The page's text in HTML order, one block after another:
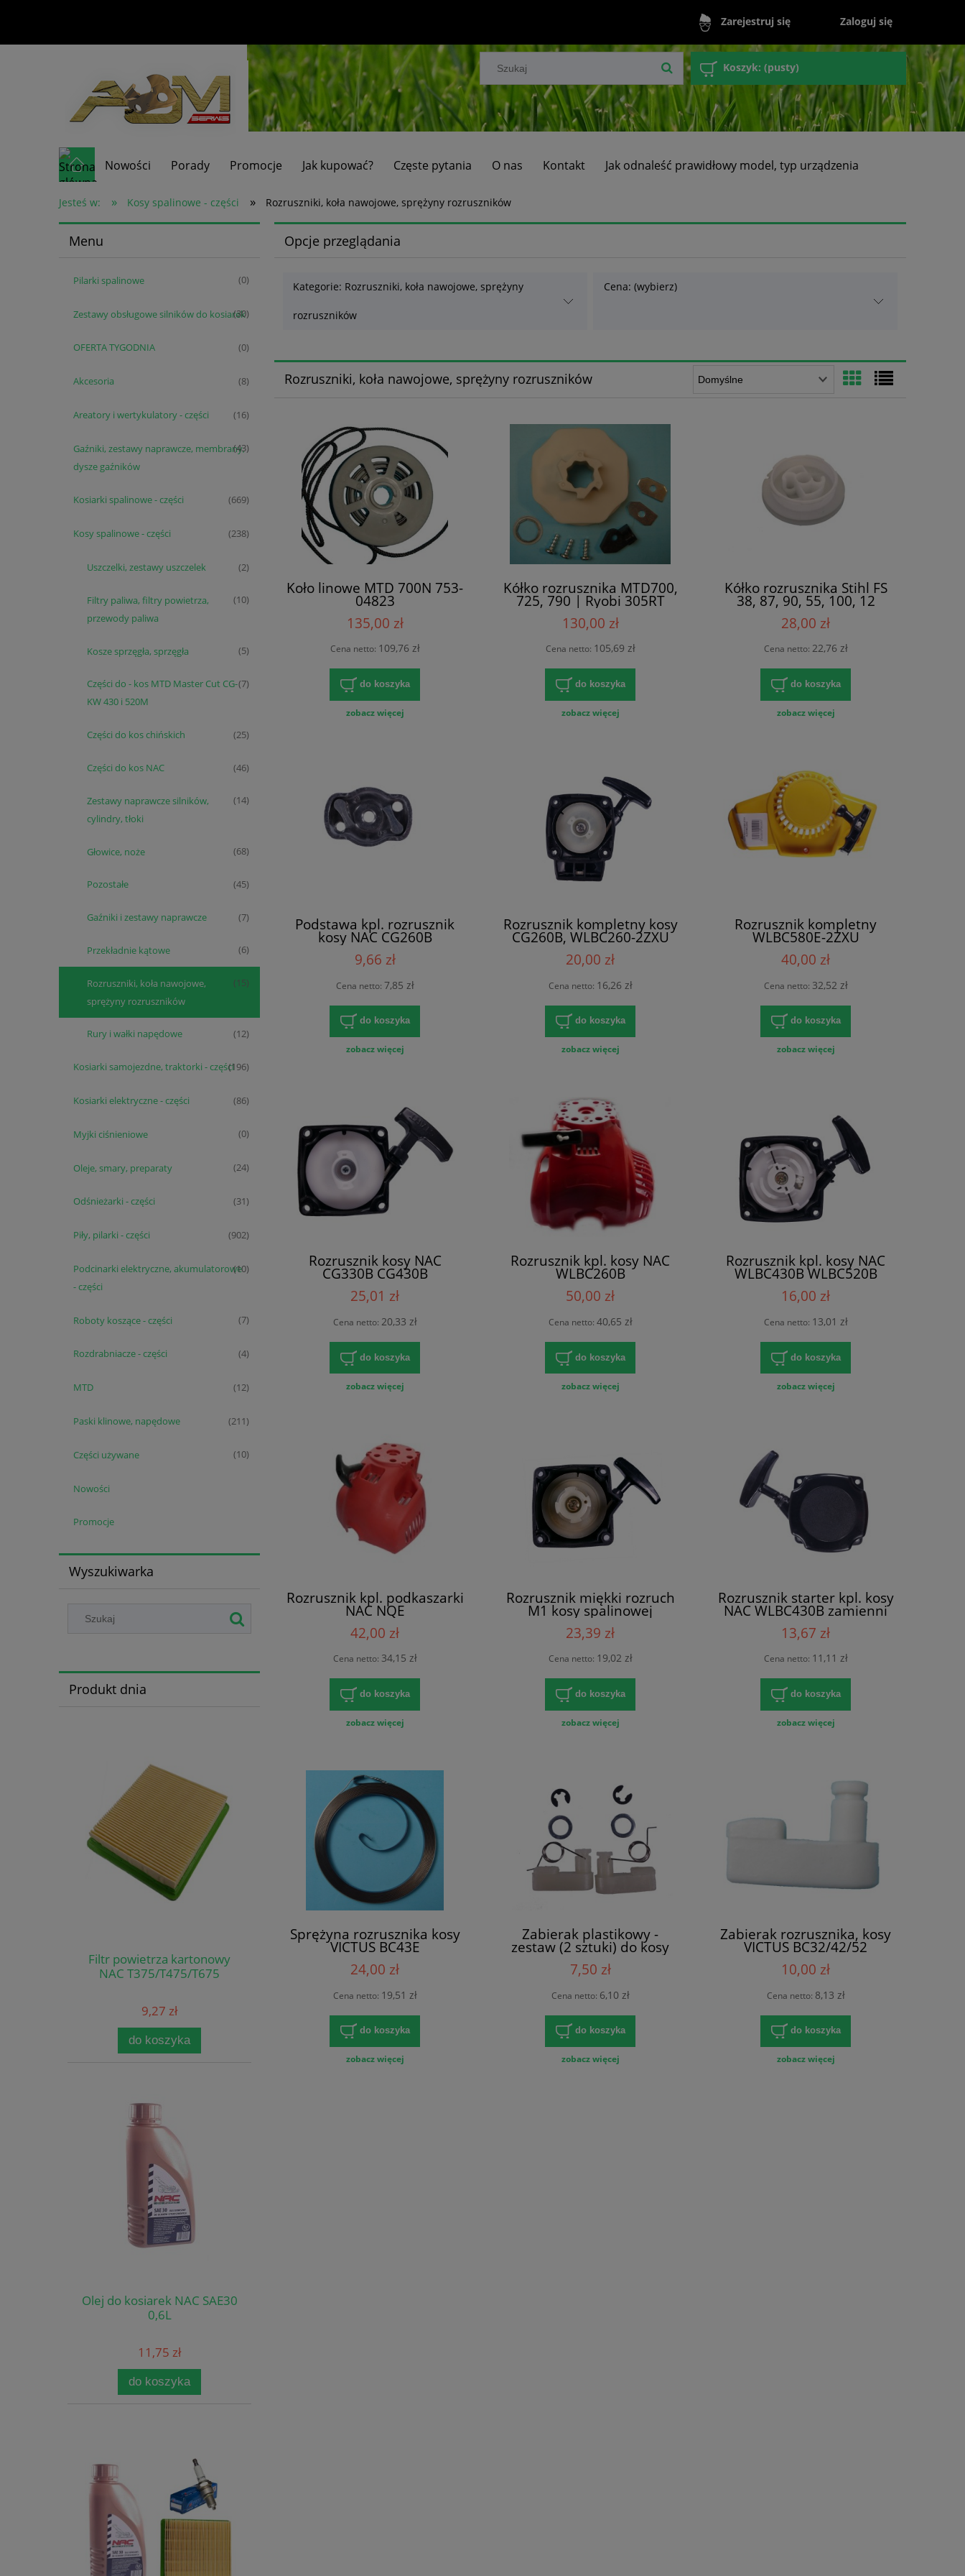
Zarejestruj się Zaloguj się
Koszyk: (pusty)
Nowości Porady Promocje Jak kupować? Częste pytania O nas Kontakt Jak odnaleść prawidłowy model, typ urządzenia
Jesteś w: » Kosy spalinowe - części » Rozruszniki, koła nawojowe, sprężyny rozruszników
Menu
Pilarki spalinowe (0)
Zestawy obsługowe silników do kosiarek
(30)
OFERTA TYGODNIA (0)
Akcesoria (8)
Areatory i wertykulatory - części (16)
Gaźniki, zestawy naprawcze, membrany,
dysze gaźników
(43)
Kosiarki spalinowe - części (669)
Kosy spalinowe - części (238)
Uszczelki, zestawy uszczelek (2)
Filtry paliwa, filtry powietrza,
przewody paliwa
(10)
Kosze sprzęgła, sprzęgła (5)
Części do - kos MTD Master Cut CG-
KW 430 i 520M
(7)
Części do kos chińskich (25)
Części do kos NAC (46)
Zestawy naprawcze silników,
cylindry, tłoki
(14)
Głowice, noże (68)
Pozostałe (45)
Gaźniki i zestawy naprawcze (7)
Przekładnie kątowe (6)
Rozruszniki, koła nawojowe,
sprężyny rozruszników
(15)
Rury i wałki napędowe (12)
Kosiarki samojezdne, traktorki - części(196)
Kosiarki elektryczne - części (86)
Myjki ciśnieniowe (0)
Oleje, smary, preparaty (24)
Odśnieżarki - części (31)
Piły, pilarki - części (902)
Podcinarki elektryczne, akumulatorowe
- części
(10)
Roboty koszące - części (7)
Rozdrabniacze - części (4)
MTD (12)
Paski klinowe, napędowe (211)
Części używane (10)
Nowości
Promocje
Wyszukiwarka
Produkt dnia
Filtr powietrza kartonowy
NAC T375/T475/T675
9,27 zł
do koszyka
Olej do kosiarek NAC SAE30
0,6L
11,75 zł
do koszyka
Opcje przeglądania
Kategorie: Rozruszniki, koła nawojowe, sprężyny
rozruszników
Cena: (wybierz)
Rozruszniki, koła nawojowe, sprężyny rozruszników
Koło linowe MTD 700N 753-
04823
135,00 zł
Cena netto: 109,76 zł
do koszyka
zobacz więcej
Kółko rozrusznika MTD700,
725, 790 | Ryobi 305RT
130,00 zł
Cena netto: 105,69 zł
do koszyka
zobacz więcej
Kółko rozrusznika Stihl FS
38, 87, 90, 55, 100, 12
28,00 zł
Cena netto: 22,76 zł
do koszyka
zobacz więcej
Podstawa kpl. rozrusznik
kosy NAC CG260B
9,66 zł
Cena netto: 7,85 zł
do koszyka
zobacz więcej
Rozrusznik kompletny kosy
CG260B, WLBC260-2ZXU
20,00 zł
Cena netto: 16,26 zł
do koszyka
zobacz więcej
Rozrusznik kompletny
WLBC580E-2ZXU
40,00 zł
Cena netto: 32,52 zł
do koszyka
zobacz więcej
Rozrusznik kosy NAC
CG330B CG430B
25,01 zł
Cena netto: 20,33 zł
do koszyka
zobacz więcej
Rozrusznik kpl. kosy NAC
WLBC260B
50,00 zł
Cena netto: 40,65 zł
do koszyka
zobacz więcej
Rozrusznik kpl. kosy NAC
WLBC430B WLBC520B
16,00 zł
Cena netto: 13,01 zł
do koszyka
zobacz więcej
Rozrusznik kpl. podkaszarki
NAC NQE
42,00 zł
Cena netto: 34,15 zł
do koszyka
zobacz więcej
Rozrusznik miękki rozruch
M1 kosy spalinowej
23,39 zł
Cena netto: 19,02 zł
do koszyka
zobacz więcej
Rozrusznik starter kpl. kosy
NAC WLBC430B zamienni
13,67 zł
Cena netto: 11,11 zł
do koszyka
zobacz więcej
Sprężyna rozrusznika kosy
VICTUS BC43E
24,00 zł
Cena netto: 19,51 zł
do koszyka
zobacz więcej
Zabierak plastikowy -
zestaw (2 sztuki) do kosy
7,50 zł
Cena netto: 6,10 zł
do koszyka
zobacz więcej
Zabierak rozrusznika, kosy
VICTUS BC32/42/52
10,00 zł
Cena netto: 8,13 zł
do koszyka
zobacz więcej